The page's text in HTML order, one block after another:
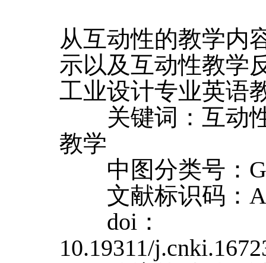
从互动性的教学内
示以及互动性教学
工业设计专业英语
关键词：互动性
教学
中图分类号：
文献标识码：
doi：
10.19311/